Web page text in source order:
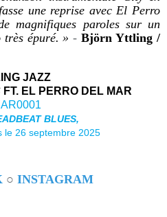
une reprise avec El Perro
magnifiques paroles sur un
très épuré. »- Björn Yttling /
JAZZ
FT. EL PERRO DEL MAR
BLUES,
le 26 septembre 2025
○ INSTAGRAM